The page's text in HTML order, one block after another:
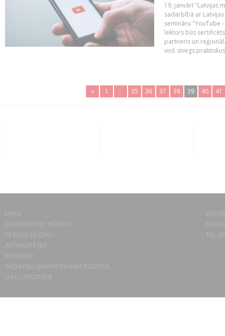
19. janvārī "Latvijas
sadarbībā ar
semināru "YouTube
lektors būs
partneris un
viņš sniegs
« 1 .. 35 36 37 38 39 40 41
LAIPA
ES IZMANTOJU MŪZIKU
ES RADU MŪZIKU
AKTUALITĀTES
KONTAKTI
SĪKDATŅU IZMANTOŠANAS POLITIKA
DATU APSTRĀDE
TEL.